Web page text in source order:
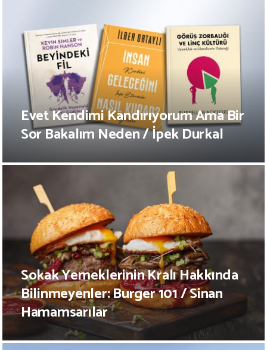
Evet Kendimi Kandırıyorum Ama Bir
Sor Bakalım Neden / İpek Durkal
Sokak Yemeklerinin Kralı Hakkında
Bilinmeyenler: Burger 101 / Sinan
Hamamsarılar